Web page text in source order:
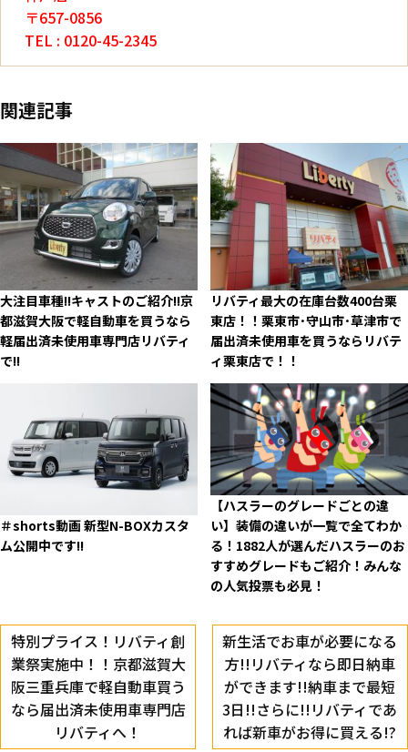
〒657-0856
TEL : 0120-45-2345
関連記事
大注目車種!!キャストのご紹介!!京
都滋賀大阪で軽自動車を買うなら
軽届出済未使用車専門店リバティ
で!!
リバティ最大の在庫台数400台栗
東店！！栗東市･守山市･草津市で
届出済未使用車を買うならリバテ
ィ栗東店で！！
＃shorts動画 新型N-BOXカスタ
ム公開中です!!
【ハスラーのグレードごとの違
い】装備の違いが一覧で全てわか
る！1882人が選んだハスラーのお
すすめグレードもご紹介！みんな
の人気投票も必見！
特別プライス！リバティ創
業祭実施中！！京都滋賀大
阪三重兵庫で軽自動車買う
なら届出済未使用車専門店
リバティへ！
新生活でお車が必要になる
方!!リバティなら即日納車
ができます!!納車まで最短
3日!!さらに!!リバティであ
れば新車がお得に買える!?